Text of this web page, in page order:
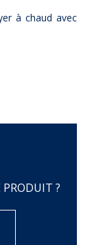
à chaud avec
PRODUIT ?